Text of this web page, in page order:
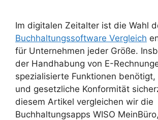
Im digitalen Zeitalter ist die Wahl
Buchhaltungssoftware Vergleich
für Unternehmen jeder Größe.
der Handhabung von E-
spezialisierte Funktionen benötigt,
und gesetzliche Konformität
diesem Artikel vergleichen wir die
Buchhaltungsapps WISO